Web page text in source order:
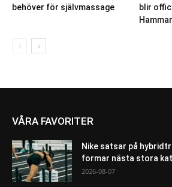
behöver för självmassage
blir
VÅRA FAVORITER
Nike satsar på
formar nästa stora
2026-08-07